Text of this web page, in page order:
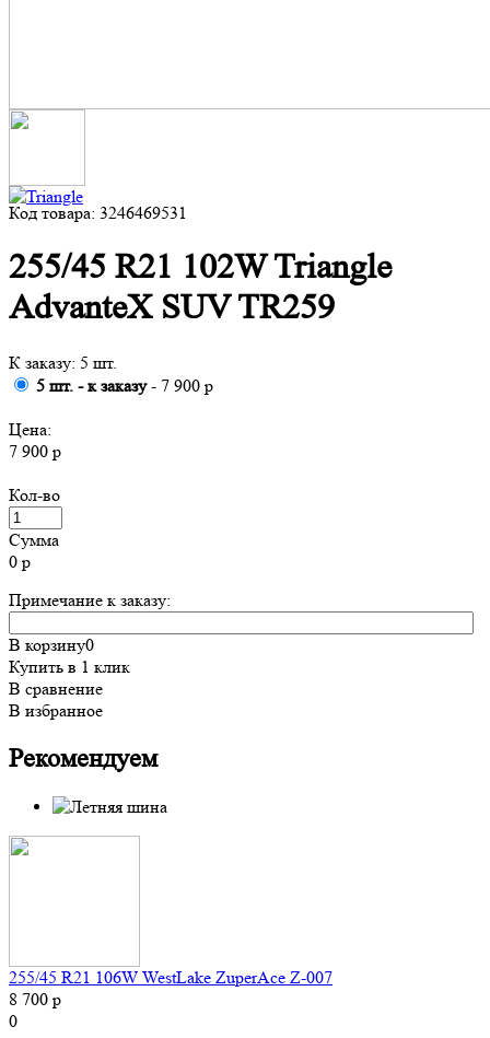
Код товара: 3246469531
255/45 R21 102W Triangle
AdvanteX SUV TR259
К заказу: 5 шт.
5 шт. - к заказу- 7 900 р
Цена:
7 900 р
Кол-во
Сумма
0 р
Примечание к заказу:
В корзину0
Купить в 1 клик
В сравнение
В избранное
Рекомендуем
255/45 R21 106W WestLake ZuperAce Z-007
8 700 р
0